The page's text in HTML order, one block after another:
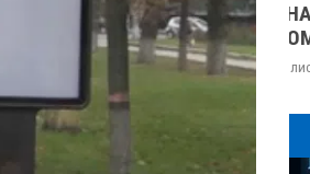
ОТРИМАНИХ НА ВІЙНІ,
ВОЙТИК